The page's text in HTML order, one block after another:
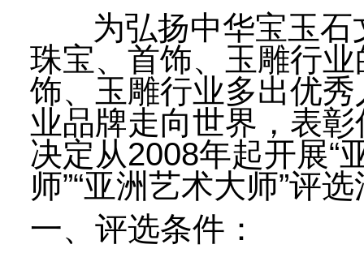
为弘扬中华宝玉石
珠宝、首饰、玉雕行
饰、玉雕行业多出优
业品牌走向世界，表
决定从2008年起开展“
师”“亚洲艺术大师”评
一、评选条件：